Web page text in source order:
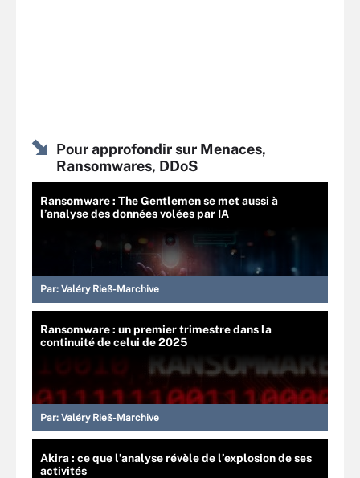
Pour approfondir sur Menaces,
Ransomwares, DDoS
Ransomware : The Gentlemen se met aussi à
l’analyse des données volées par IA
Par: Valéry Rieß-Marchive
Ransomware : un premier trimestre dans la
continuité de celui de 2025
Par: Valéry Rieß-Marchive
Akira : ce que l’analyse révèle de l’explosion de ses
activités